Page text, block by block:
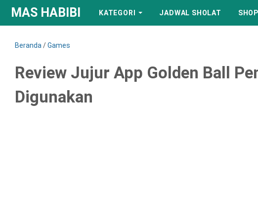
MAS HABIBI KATEGORI JADWAL SHOLAT SHOP
Beranda /Games
Review Jujur App Golden Ball
Digunakan